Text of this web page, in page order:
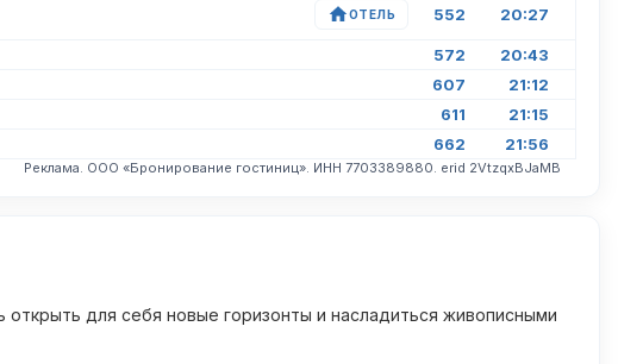
ОТЕЛЬ 552 20:27
572 20:43
607 21:12
611 21:15
662 21:56
Реклама. ООО «Бронирование гостиниц». ИНН 7703389880. erid 2VtzqxBJaMB
для себя новые горизонты и насладиться живописными